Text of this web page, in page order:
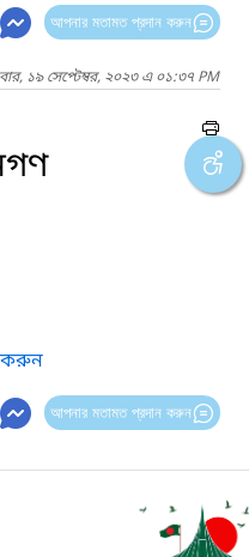
আপনার মতামত প্রদান করুন
১৯ সেপ্টেম্বর, ২০২৩ এ ০১:৩৭ PM
করুন
আপনার মতামত প্রদান করুন